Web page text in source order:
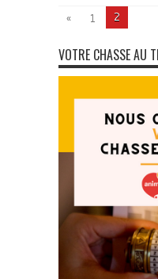
« 1 2
VOTRE CHASSE AU